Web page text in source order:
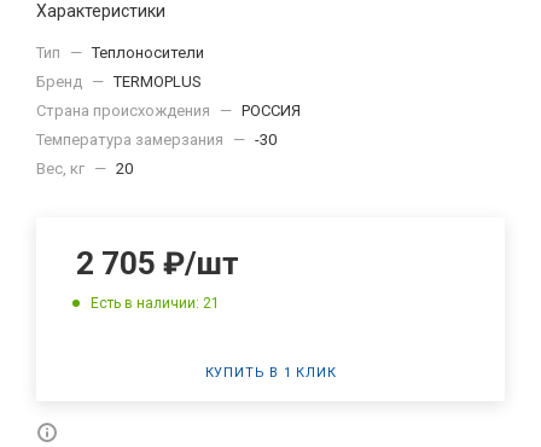
Характеристики
Тип — Теплоносители
Бренд — TERMOPLUS
Страна происхождения
— РОССИЯ
Температура замерзания
— -30
Вес, кг — 20
2 705 ₽/шт
Есть в наличии: 21
КУПИТЬ В 1 КЛИК